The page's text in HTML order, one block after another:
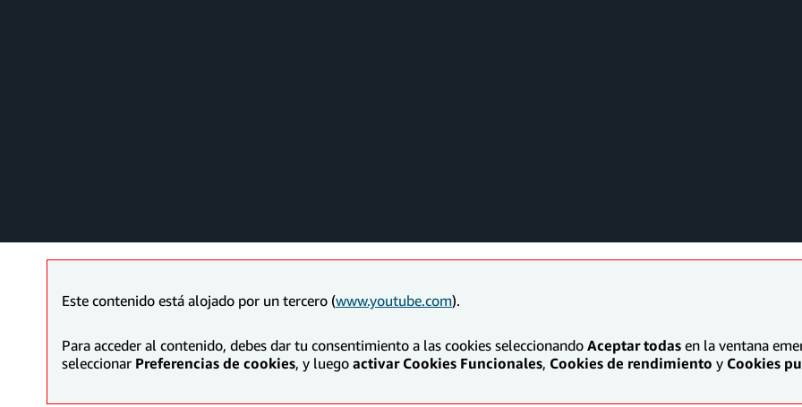
Este contenido está alojado por un tercero (www.youtube.com).
Para acceder al contenido, debes dar tu consentimiento a las cookies seleccionando Aceptar todas en la ventana
seleccionar Preferencias de cookies, y luego activar Cookies Funcionales, Cookies de rendimiento y Cookies